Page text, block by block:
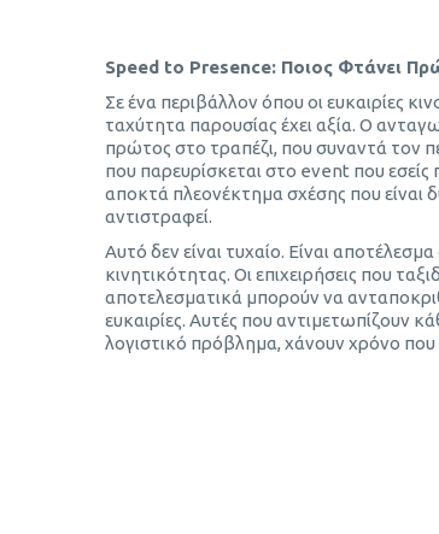
Speed to Presence: Ποιος Φτάνει
Σε ένα περιβάλλον όπου οι ευκαιρίες
ταχύτητα παρουσίας έχει αξία. Ο
πρώτος στο τραπέζι, που συναντά τον
που παρευρίσκεται στο event που εσείς
αποκτά πλεονέκτημα σχέσης που είναι
αντιστραφεί.
Αυτό δεν είναι τυχαίο. Είναι
κινητικότητας. Οι επιχειρήσεις που
αποτελεσματικά μπορούν να
ευκαιρίες. Αυτές που αντιμετωπίζουν
λογιστικό πρόβλημα, χάνουν χρόνο